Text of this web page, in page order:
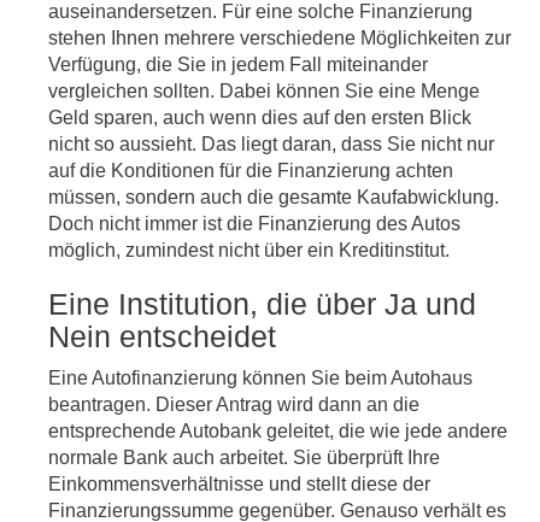
auseinandersetzen. Für eine solche Finanzierung
stehen Ihnen mehrere verschiedene Möglichkeiten zur
Verfügung, die Sie in jedem Fall miteinander
vergleichen sollten. Dabei können Sie eine Menge
Geld sparen, auch wenn dies auf den ersten Blick
nicht so aussieht. Das liegt daran, dass Sie nicht nur
auf die Konditionen für die Finanzierung achten
müssen, sondern auch die gesamte Kaufabwicklung.
Doch nicht immer ist die Finanzierung des Autos
möglich, zumindest nicht über ein Kreditinstitut.
Eine Institution, die über Ja und
Nein entscheidet
Eine Autofinanzierung können Sie beim Autohaus
beantragen. Dieser Antrag wird dann an die
entsprechende Autobank geleitet, die wie jede andere
normale Bank auch arbeitet. Sie überprüft Ihre
Einkommensverhältnisse und stellt diese der
Finanzierungssumme gegenüber. Genauso verhält es